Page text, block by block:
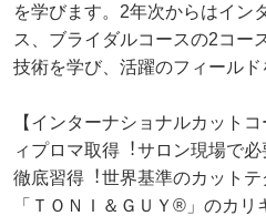
を学びます。2年次からはイン
ス、ブライダルコースの2コー
技術を学び、活躍のフィールド
【インターナショナルカット
ィプロマ取得︕サロン現場で
徹底習得︕世界基準のカット
「ＴＯＮＩ＆ＧＵＹ®」のカ